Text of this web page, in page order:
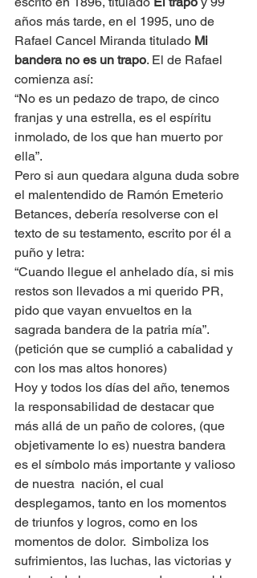
años más tarde, en el 1995, uno de
Rafael Cancel Miranda titulado Mi
bandera no es un trapo. El de Rafael
comienza así:
“No es un pedazo de trapo, de cinco
franjas y una estrella, es el espíritu
inmolado, de los que han muerto por
ella”.
Pero si aun quedara alguna duda sobre
el malentendido de Ramón Emeterio
Betances, debería resolverse con el
texto de su testamento, escrito por él a
puño y letra:
“Cuando llegue el anhelado día, si mis
restos son llevados a mi querido PR,
pido que vayan envueltos en la
sagrada bandera de la patria mía”.
(petición que se cumplió a cabalidad y
con los mas altos honores)
Hoy y todos los días del año, tenemos
la responsabilidad de destacar que
más allá de un paño de colores, (que
objetivamente lo es) nuestra bandera
es el símbolo más importante y valioso
de nuestra  nación, el cual
desplegamos, tanto en los momentos
de triunfos y logros, como en los
momentos de dolor.  Simboliza los
sufrimientos, las luchas, las victorias y